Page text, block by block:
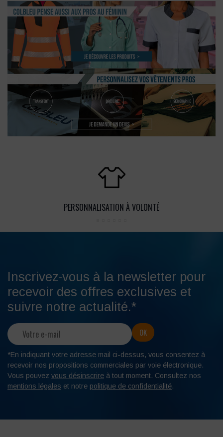
PERSONNALISATION À VOLONTÉ
Inscrivez-vous à la newsletter pour
recevoir des offres exclusives et
suivre notre actualité.*
*En indiquant votre adresse mail ci-dessus, vous consentez à
recevoir nos propositions commerciales par voie électronique.
Vous pouvez vous désinscrire à tout moment. Consultez nos
mentions légales et notre politique de confidentialité.